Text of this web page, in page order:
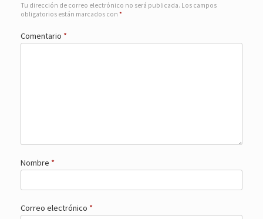
Tu dirección de correo electrónico no será publicada. Los campos
obligatorios están marcados con *
Comentario *
Nombre *
Correo electrónico *